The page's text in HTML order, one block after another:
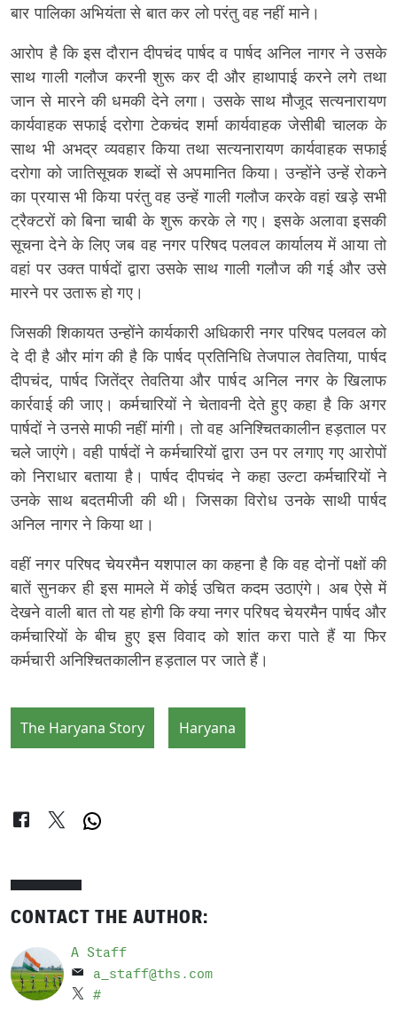
बार पालिका अभियंता से बात कर लो परंतु वह नहीं माने।
आरोप है कि इस दौरान दीपचंद पार्षद व पार्षद अनिल नागर ने उसके
साथ गाली गलौज करनी शुरू कर दी और हाथापाई करने लगे तथा
जान से मारने की धमकी देने लगा। उसके साथ मौजूद सत्यनारायण
कार्यवाहक सफाई दरोगा टेकचंद शर्मा कार्यवाहक जेसीबी चालक के
साथ भी अभद्र व्यवहार किया तथा सत्यनारायण कार्यवाहक सफाई
दरोगा को जातिसूचक शब्दों से अपमानित किया। उन्होंने उन्हें रोकने
का प्रयास भी किया परंतु वह उन्हें गाली गलौज करके वहां खड़े सभी
ट्रैक्टरों को बिना चाबी के शुरू करके ले गए। इसके अलावा इसकी
सूचना देने के लिए जब वह नगर परिषद पलवल कार्यालय में आया तो
वहां पर उक्त पार्षदों द्वारा उसके साथ गाली गलौज की गई और उसे
मारने पर उतारू हो गए।
जिसकी शिकायत उन्होंने कार्यकारी अधिकारी नगर परिषद पलवल को
दे दी है और मांग की है कि पार्षद प्रतिनिधि तेजपाल तेवतिया, पार्षद
दीपचंद, पार्षद जितेंद्र तेवतिया और पार्षद अनिल नगर के खिलाफ
कार्रवाई की जाए। कर्मचारियों ने चेतावनी देते हुए कहा है कि अगर
पार्षदों ने उनसे माफी नहीं मांगी। तो वह अनिश्चितकालीन हड़ताल पर
चले जाएंगे। वही पार्षदों ने कर्मचारियों द्वारा उन पर लगाए गए आरोपों
को निराधार बताया है। पार्षद दीपचंद ने कहा उल्टा कर्मचारियों ने
उनके साथ बदतमीजी की थी। जिसका विरोध उनके साथी पार्षद
अनिल नागर ने किया था।
वहीं नगर परिषद चेयरमैन यशपाल का कहना है कि वह दोनों पक्षों की
बातें सुनकर ही इस मामले में कोई उचित कदम उठाएंगे। अब ऐसे में
देखने वाली बात तो यह होगी कि क्या नगर परिषद चेयरमैन पार्षद और
कर्मचारियों के बीच हुए इस विवाद को शांत करा पाते हैं या फिर
कर्मचारी अनिश्चितकालीन हड़ताल पर जाते हैं।
The Haryana Story Haryana
CONTACT THE AUTHOR:
A Staff
a_staff@ths.com
#